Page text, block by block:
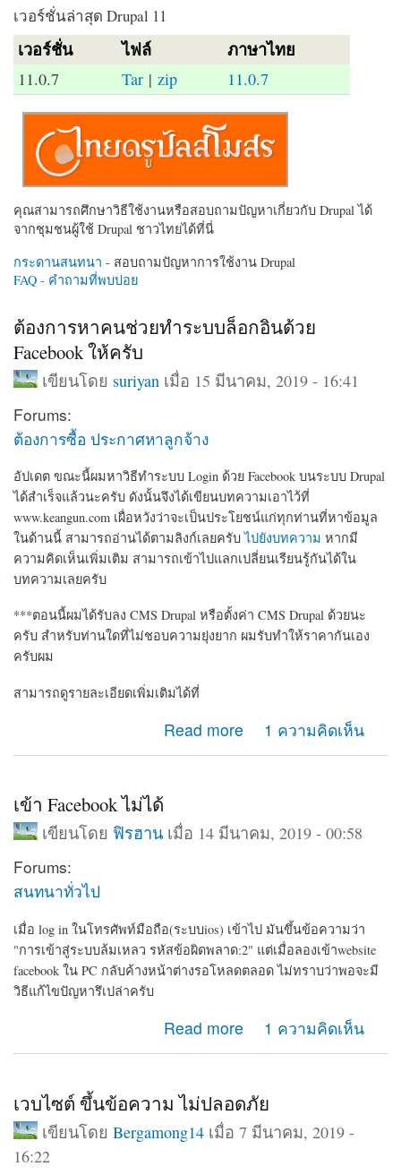
เวอร์ชั่นล่าสุด Drupal 11
เวอร์ชั่น ไฟล์ ภาษาไทย
11.0.7 Tar | zip 11.0.7
คุณสามารถศึกษาวิธีใช้งานหรือสอบถามปัญหาเกี่ยวกับ Drupal ได้
จากชุมชนผู้ใช้ Drupal ชาวไทยได้ที่นี่
กระดานสนทนา - สอบถามปัญหาการใช้งาน Drupal
FAQ - คำถามที่พบบ่อย
ต้องการหาคนช่วยทำระบบล็อกอินด้วย
Facebook ให้ครับ
เขียนโดย suriyan เมื่อ 15 มีนาคม, 2019 - 16:41
Forums:
ต้องการซื้อ ประกาศหาลูกจ้าง
อัปเดต ขณะนี้ผมหาวิธีทำระบบ Login ด้วย Facebook บนระบบ Drupal
ได้สำเร็จแล้วนะครับ ดังนั้นจึงได้เขียนบทความเอาไว้ที่
www.keangun.com เผื่อหวังว่าจะเป็นประโยชน์แก่ทุกท่านที่หาข้อมูล
ในด้านนี้ สามารถอ่านได้ตามลิงก์เลยครับไปยังบทความ หากมี
ความคิดเห็นเพิ่มเติม สามารถเข้าไปแลกเปลี่ยนเรียนรู้กันได้ใน
บทความเลยครับ
***ตอนนี้ผมได้รับลง CMS Drupal หรือตั้งค่า CMS Drupal ด้วยนะ
ครับ สำหรับท่านใดที่ไม่ชอบความยุ่งยาก ผมรับทำให้ราคากันเอง
ครับผม
สามารถดูรายละเอียดเพิ่มเติมได้ที่
Read more
about ต้องการหาคนช่วยทำระบบล็อกอินด้วย Facebook ให้
ครับ
1 ความคิดเห็น
เข้า Facebook ไม่ได้
เขียนโดย ฟิรฮานเมื่อ 14 มีนาคม, 2019 - 00:58
Forums:
สนทนาทั่วไป
เมื่อ log in ในโทรศัพท์มือถือ(ระบบios) เข้าไป มันขึ้นข้อความว่า
"การเข้าสู่ระบบล้มเหลว รหัสข้อผิดพลาด:2" แต่เมื่อลองเข้าwebsite
facebook ใน PC กลับค้างหน้าต่างรอโหลดตลอด ไม่ทราบว่าพอจะมี
วิธีแก้ไขปัญหารึเปล่าครับ
Read more
about เข้า Facebook ไม่ได้ 1 ความคิดเห็น
เวบไซต์ ขึ้นข้อความ ไม่ปลอดภัย
เขียนโดย Bergamong14เมื่อ 7 มีนาคม, 2019 -
16:22